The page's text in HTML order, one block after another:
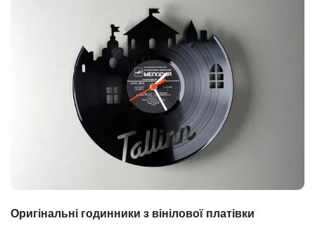
Оригінальні годинники з вінілової платівки